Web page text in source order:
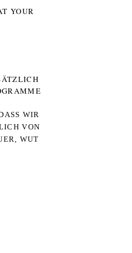
YOUR
WIR
VON
WUT